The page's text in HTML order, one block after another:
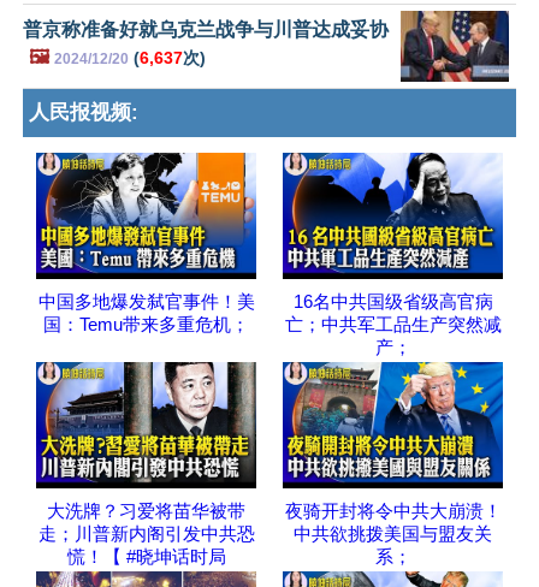
普京称准备好就乌克兰战争与川普达成妥协
🖼️ 2024/12/20 (6,637次)
人民报视频:
中国多地爆发弑官事件！美
国：Temu带来多重危机；
16名中共国级省级高官病
亡；中共军工品生产突然减
产；
大洗牌？习爱将苗华被带
走；川普新内阁引发中共恐
慌！【 #晓坤话时局
夜骑开封将令中共大崩溃！
中共欲挑拨美国与盟友关
系；